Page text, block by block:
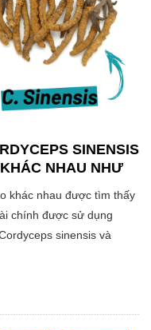
SINENSIS
NHAU NHƯ
khác nhau được tìm thấy
chính được sử dụng
sinensis và